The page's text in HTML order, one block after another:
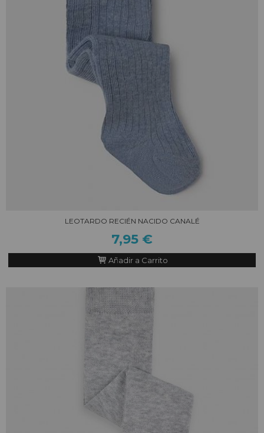
LEOTARDO RECIÉN NACIDO CANALÉ
7,95 €
Añadir a Carrito